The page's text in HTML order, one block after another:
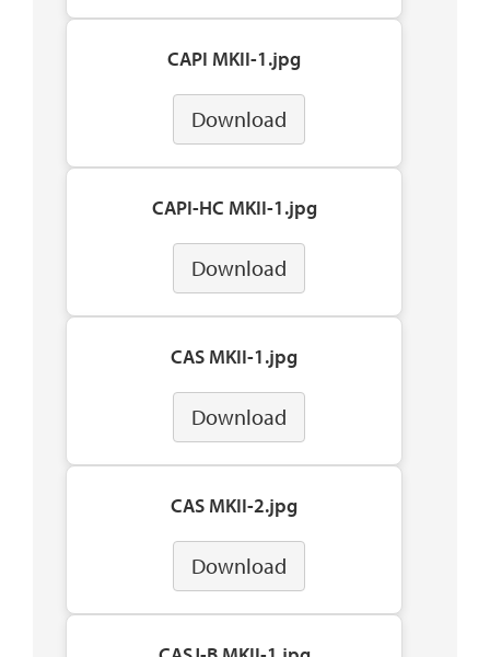
CAPI MKII-1.jpg
Download
CAPI-HC MKII-1.jpg
Download
CAS MKII-1.jpg
Download
CAS MKII-2.jpg
Download